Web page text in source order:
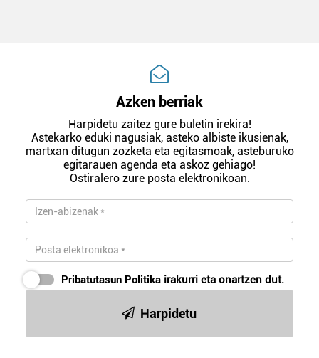
Azken berriak
Harpidetu zaitez gure buletin irekira!
Astekarko eduki nagusiak, asteko albiste ikusienak,
martxan ditugun zozketa eta egitasmoak, asteburuko
egitarauen agenda eta askoz gehiago!
Ostiralero zure posta elektronikoan.
Pribatutasun Politika irakurri eta onartzen dut.
Harpidetu